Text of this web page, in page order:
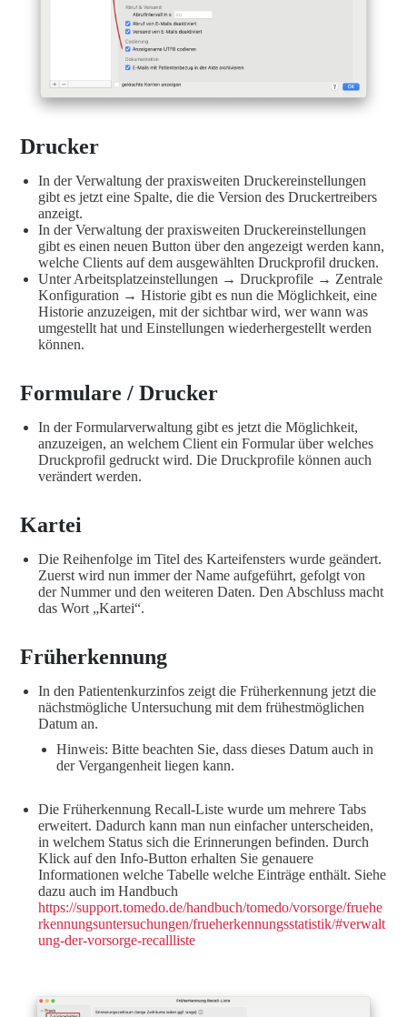
Drucker
In der Verwaltung der praxisweiten Druckereinstellungen
gibt es jetzt eine Spalte, die die Version des Druckertreibers
anzeigt.
In der Verwaltung der praxisweiten Druckereinstellungen
gibt es einen neuen Button über den angezeigt werden kann,
welche Clients auf dem ausgewählten Druckprofil drucken.
Unter Arbeitsplatzeinstellungen → Druckprofile → Zentrale
Konfiguration → Historie gibt es nun die Möglichkeit, eine
Historie anzuzeigen, mit der sichtbar wird, wer wann was
umgestellt hat und Einstellungen wiederhergestellt werden
können.
Formulare / Drucker
In der Formularverwaltung gibt es jetzt die Möglichkeit,
anzuzeigen, an welchem Client ein Formular über welches
Druckprofil gedruckt wird. Die Druckprofile können auch
verändert werden.
Kartei
Die Reihenfolge im Titel des Karteifensters wurde geändert.
Zuerst wird nun immer der Name aufgeführt, gefolgt von
der Nummer und den weiteren Daten. Den Abschluss macht
das Wort „Kartei“.
Früherkennung
In den Patientenkurzinfos zeigt die Früherkennung jetzt die
nächstmögliche Untersuchung mit dem frühestmöglichen
Datum an.
Hinweis: Bitte beachten Sie, dass dieses Datum auch in
der Vergangenheit liegen kann.
Die Früherkennung Recall-Liste wurde um mehrere Tabs
erweitert. Dadurch kann man nun einfacher unterscheiden,
in welchem Status sich die Erinnerungen befinden. Durch
Klick auf den Info-Button erhalten Sie genauere
Informationen welche Tabelle welche Einträge enthält. Siehe
dazu auch im Handbuch
https://support.tomedo.de/handbuch/tomedo/vorsorge/fruehe
rkennungsuntersuchungen/frueherkennungsstatistik/#verwalt
ung-der-vorsorge-recallliste